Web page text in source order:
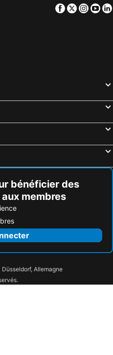
Facebook
Twitter
bénéficier des
membres
Düsseldorf, Allemagne